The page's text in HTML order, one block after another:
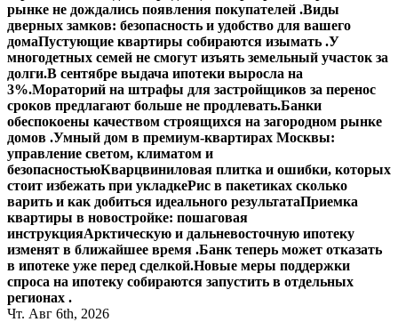
рынке не дождались появления покупателей .Виды
дверных замков: безопасность и удобство для вашего
домаПустующие квартиры собираются изымать .У
многодетных семей не смогут изъять земельный участок за
долги.В сентябре выдача ипотеки выросла на
3%.Мораторий на штрафы для застройщиков за перенос
сроков предлагают больше не продлевать.Банки
обеспокоены качеством строящихся на загородном рынке
домов .Умный дом в премиум-квартирах Москвы:
управление светом, климатом и
безопасностьюКварцвиниловая плитка и ошибки, которых
стоит избежать при укладкеРис в пакетиках сколько
варить и как добиться идеального результатаПриемка
квартиры в новостройке: пошаговая
инструкцияАрктическую и дальневосточную ипотеку
изменят в ближайшее время .Банк теперь может отказать
в ипотеке уже перед сделкой.Новые меры поддержки
спроса на ипотеку собираются запустить в отдельных
регионах .
Чт. Авг 6th, 2026